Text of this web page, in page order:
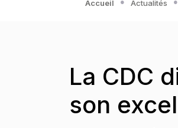
Accueil Actualités
La CDC
son